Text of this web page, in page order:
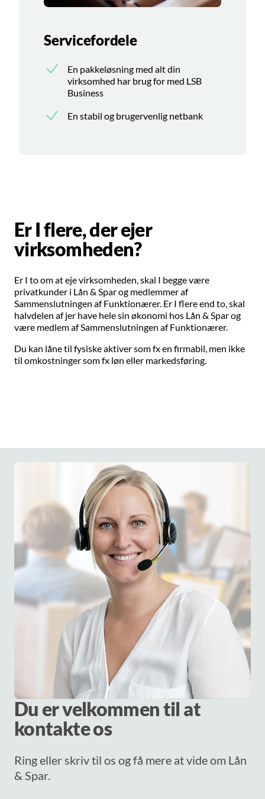
Servicefordele
En pakkeløsning med alt din
virksomhed har brug for med LSB
Business
En stabil og brugervenlig netbank
Er I flere, der ejer
virksomheden?
Er I to om at eje virksomheden, skal I begge være
privatkunder i Lån & Spar og medlemmer af
Sammenslutningen af Funktionærer. Er I flere end to, skal
halvdelen af jer have hele sin økonomi hos Lån & Spar og
være medlem af Sammenslutningen af Funktionærer.
Du kan låne til fysiske aktiver som fx en firmabil, men ikke
til omkostninger som fx løn eller markedsføring.
Du er velkommen til at
kontakte os
Ring eller skriv til os og få mere at vide om Lån
& Spar.